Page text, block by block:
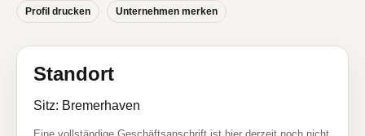
Profil drucken Unternehmen merken
Standort
Sitz: Bremerhaven